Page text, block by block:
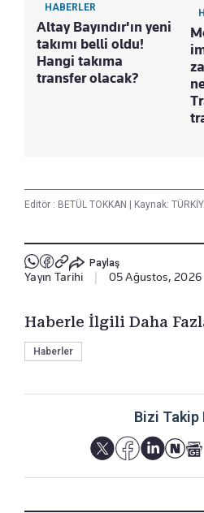
HABERLER
Altay Bayındır'ın yeni
takımı belli oldu!
Hangi takıma
transfer olacak?
Editör : BETÜL TOKKAN Kaynak:
Paylaş
Yayın Tarihi 05 Ağustos,
Haberle İlgili Daha
Haberler
Bizi Takip